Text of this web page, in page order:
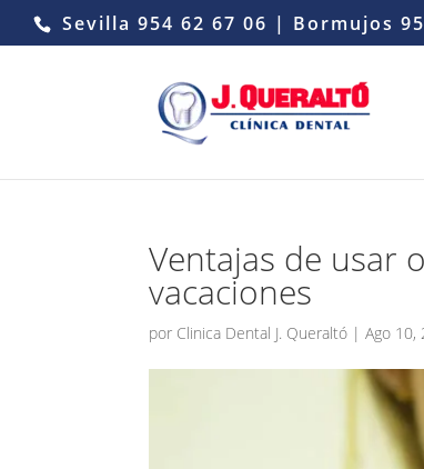
Sevilla 954 62 67 06 | Bormujos
Ventajas de usar
vacaciones
por Clinica Dental J. Queraltó |Ago 10,